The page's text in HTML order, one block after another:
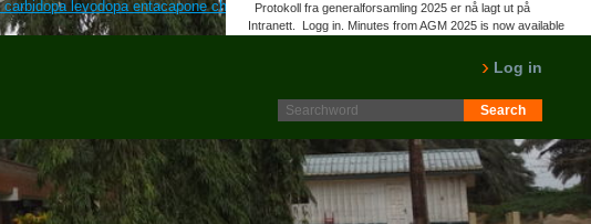
carbidopa levodopa entacapone cheap usa alaska gå til flere artikler online
Priligy
Log in
Protokoll fra generalforsamling 2025 er nå lagt ut på
Intranett. Logg in. Minutes from AGM 2025 is now available